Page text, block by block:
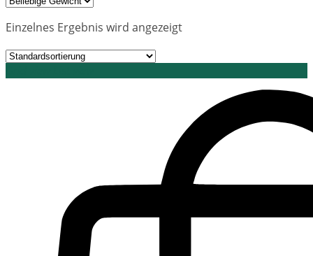
Einzelnes Ergebnis wird angezeigt